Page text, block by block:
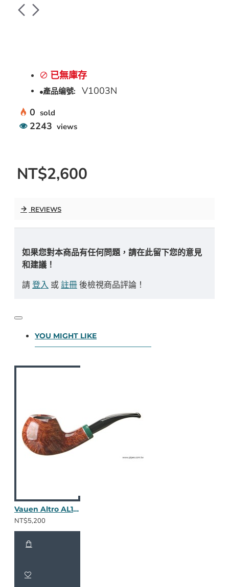
已無庫存
產品编號:
V1003N
0 sold
2243 views
NT$2,600
REVIEWS
如果您對本商品有任何問題，請在此留下您的意見
和建議！
請登入 或註冊後檢視商品評論！
YOU MIGHT LIKE
Vauen Altro AL137
NT$5,200